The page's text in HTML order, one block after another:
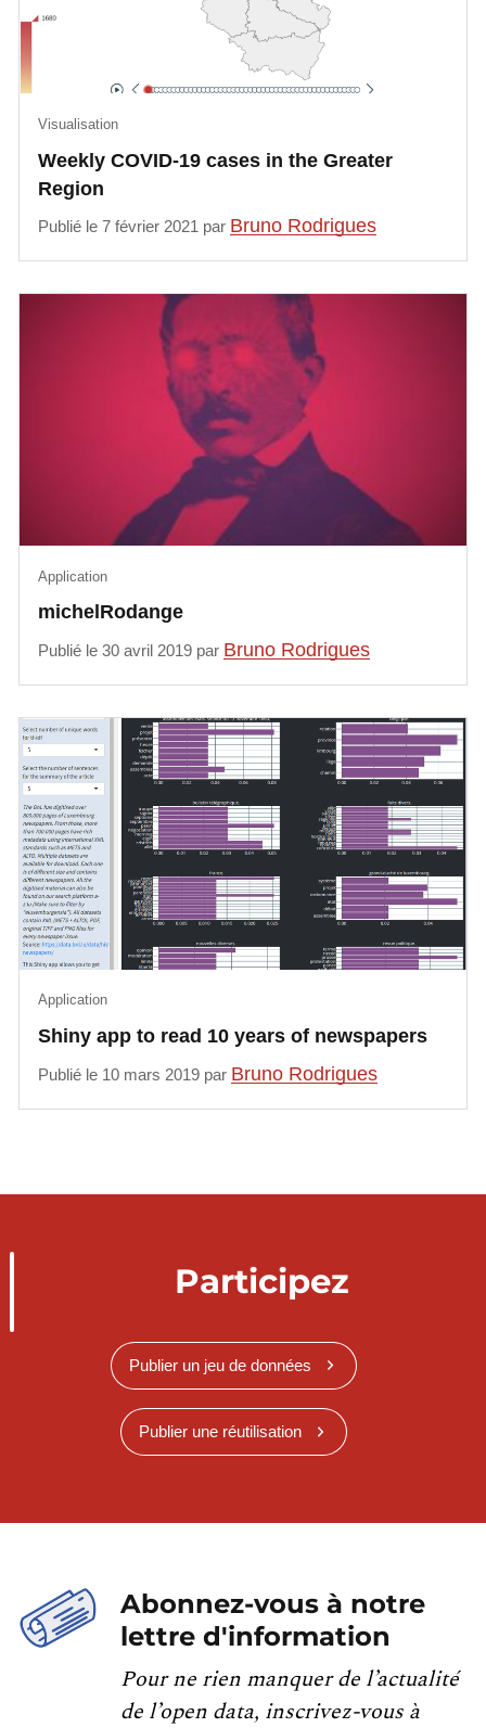
Weekly COVID-19 cases in the Greater
Region
Visualisation
Publié le 7 février 2021 par Bruno Rodrigues
michelRodange
Application
Publié le 30 avril 2019 par Bruno Rodrigues
Shiny app to read 10 years of newspapers
Application
Publié le 10 mars 2019 par Bruno Rodrigues
Participez
Publier un jeu de données
Publier une réutilisation
Abonnez-vous à notre
lettre d'information
Pour ne rien manquer de l’actualité
de l’open data, inscrivez-vous à